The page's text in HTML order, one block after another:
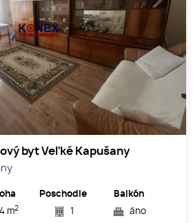
byt Veľké Kapušany
m2
Poschodie
1
Balkón
áno